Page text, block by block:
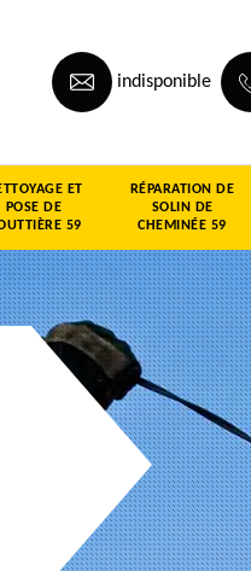
indisponible
ET
POSE DE
59
RÉPARATION DE
SOLIN DE
CHEMINÉE 59